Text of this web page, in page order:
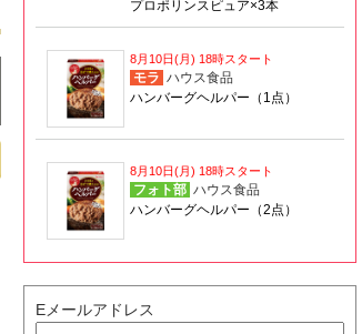
プロポリンスピュア×3本
8月10日(月) 18時スタート
モラ ハウス食品
ハンバーグヘルパー（1点）
8月10日(月) 18時スタート
フォト部 ハウス食品
ハンバーグヘルパー（2点）
Eメールアドレス